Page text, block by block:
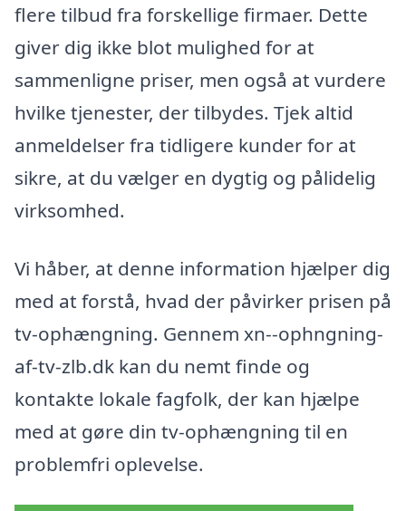
flere tilbud fra forskellige firmaer. Dette
giver dig ikke blot mulighed for at
sammenligne priser, men også at vurdere
hvilke tjenester, der tilbydes. Tjek altid
anmeldelser fra tidligere kunder for at
sikre, at du vælger en dygtig og pålidelig
virksomhed.
Vi håber, at denne information hjælper dig
med at forstå, hvad der påvirker prisen på
tv-ophængning. Gennem xn--ophngning-
af-tv-zlb.dk kan du nemt finde og
kontakte lokale fagfolk, der kan hjælpe
med at gøre din tv-ophængning til en
problemfri oplevelse.